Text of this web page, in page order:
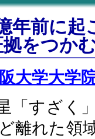
年前に
をつか
大学大学
「すざく
離れた領